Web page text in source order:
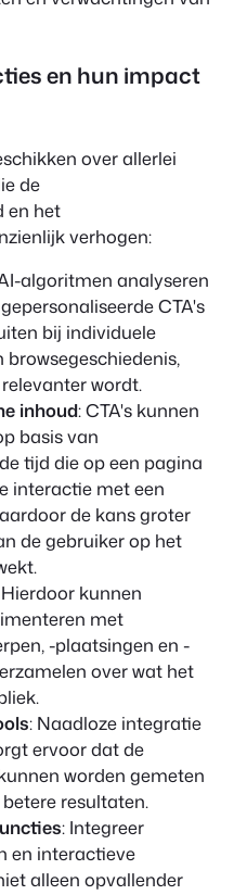
en hun impact
over allerlei
de
en het
verhogen:
algoritmen analyseren
CTA's
bij individuele
wordt.
inhoud: CTA's kunnen
basis van
tijd die op een pagina
interactie met een
de kans groter
de gebruiker op het
kunnen
met
-plaatsingen en -
over wat het
: Naadloze integratie
ervoor dat de
worden gemeten
resultaten.
: Integreer
en interactieve
alleen opvallender